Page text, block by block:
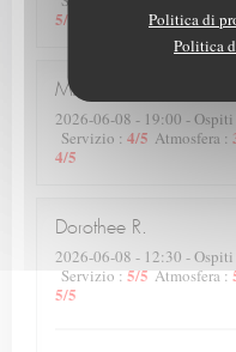
Politica di
Politica
5/5
Michel
2026-06-08 - 19:00 - Ospiti
Servizio : 4/5 Atmosfera :
4/5
Dorothee R
2026-06-08 - 12:30 - Ospiti
Servizio : 5/5 Atmosfera:
5/5